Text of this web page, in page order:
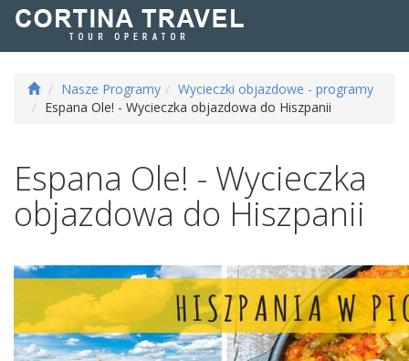
Nasze Programy
Wycieczki objazdowe - programy
Espana Ole! - Wycieczka objazdowa do Hiszpanii
Espana Ole! - Wycieczka
objazdowa do Hiszpanii